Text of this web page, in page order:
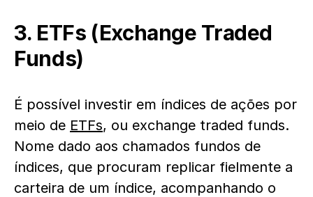
3. ETFs (Exchange Traded
Funds)
É possível investir em índices de ações por
meio de ETFs, ou exchange traded funds.
Nome dado aos chamados fundos de
índices, que procuram replicar fielmente a
carteira de um índice, acompanhando o